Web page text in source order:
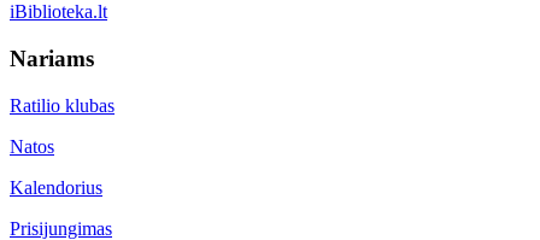
iBiblioteka.lt
Nariams
Ratilio klubas
Natos
Kalendorius
Prisijungimas